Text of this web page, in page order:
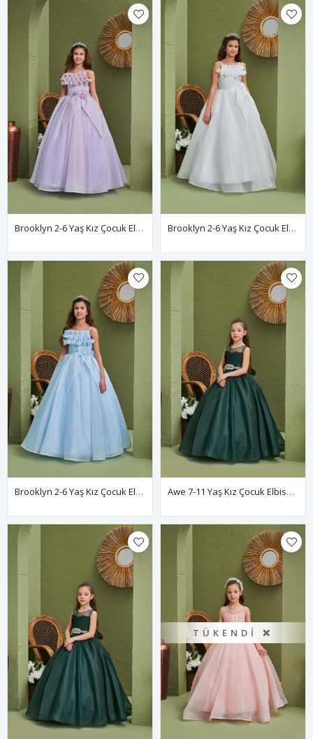
Brooklyn 2-6 Yaş Kız Çocuk Elbise 20169 Lila Brooklyn 2-6 Yaş Kız Çocuk Elbise 20169 Kırık Beyaz
Brooklyn 2-6 Yaş Kız Çocuk Elbise 20169 Bebe Mavi Awe 7-11 Yaş Kız Çocuk Elbise 30166 Yeşil
TÜKENDI ❌